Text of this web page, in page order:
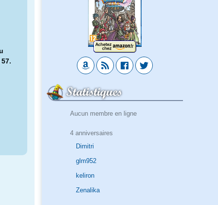
Statistiques
Aucun membre en ligne
4 anniversaires
Dimitri
glm952
keliron
Zenalika